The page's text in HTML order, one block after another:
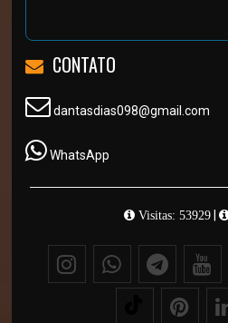
CONTATO
dantasdias098@gmail.com
WhatsApp
Visitas: 53929|